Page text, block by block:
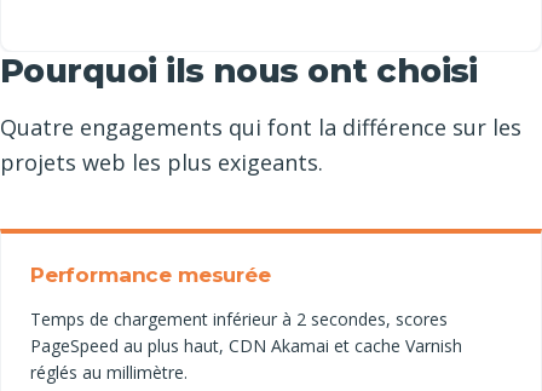
Pourquoi ils nous ont choisi
Quatre engagements qui font la différence sur les
projets web les plus exigeants.
Performance mesurée
Temps de chargement inférieur à 2 secondes, scores
PageSpeed au plus haut, CDN Akamai et cache Varnish
réglés au millimètre.